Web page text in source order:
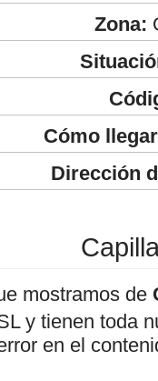
Zona:
Cómo
Dirección
mostramos de
y tienen toda
en el